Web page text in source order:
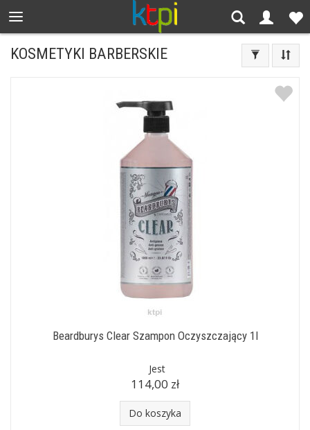
KOSMETYKI BARBERSKIE
Beardburys Clear Szampon Oczyszczający 1l
Jest
114,00 zł
Do koszyka